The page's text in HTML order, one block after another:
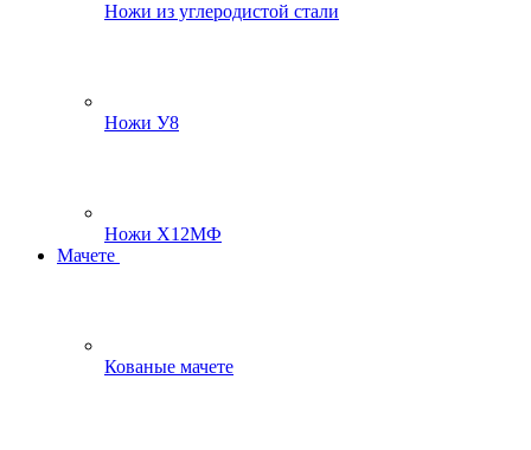
Ножи из углеродистой стали
Ножи У8
Ножи Х12МФ
Мачете
Кованые мачете